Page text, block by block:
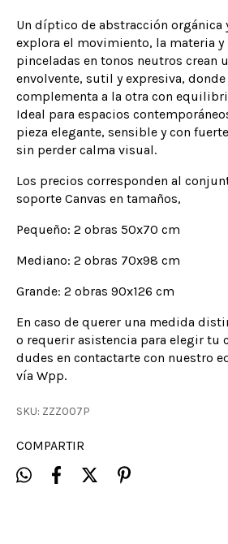
Un díptico de abstracción
explora el movimiento, la materia y
pinceladas en tonos neutros crean
envolvente, sutil y expresiva, donde
complementa a la otra con
Ideal para espacios
pieza elegante, sensible y con
sin perder calma visual.
Los precios corresponden al
soporte Canvas en tamaños,
Pequeño: 2 obras 50x70 cm
Mediano: 2 obras 70x98 cm
Grande: 2 obras 90x126 cm
En caso de querer una medida
o requerir asistencia para elegir tu
dudes en contactarte con nuestro
vía Wpp.
SKU: ZZZ007P
COMPARTIR